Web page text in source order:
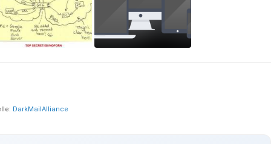
DarkMailAlliance